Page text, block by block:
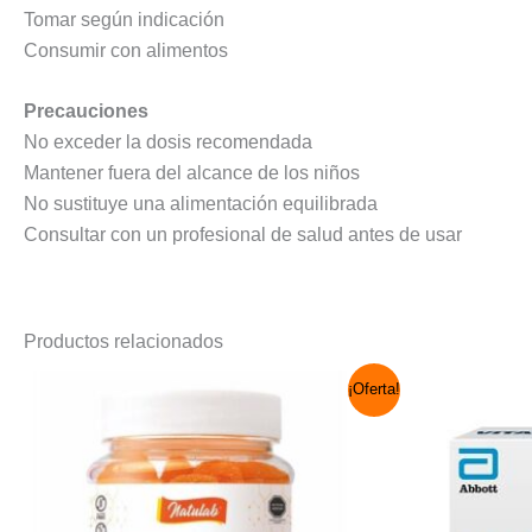
Tomar según indicación
Consumir con alimentos
Precauciones
No exceder la dosis recomendada
Mantener fuera del alcance de los niños
No sustituye una alimentación equilibrada
Consultar con un profesional de salud antes de usar
Productos relacionados
¡Oferta!
era:
S/ 45.00.
precio
es:
S/ 36.00.